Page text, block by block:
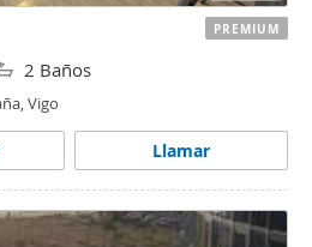
2 Baños
Vigo
Llamar
PREMIUM